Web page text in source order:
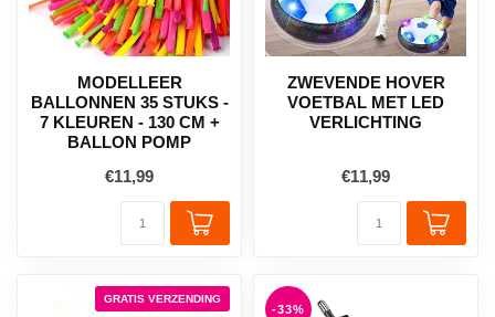
MODELLEER
BALLONNEN 35 STUKS -
7 KLEUREN - 130 CM +
BALLON POMP
€11,99
ZWEVENDE HOVER
VOETBAL MET LED
VERLICHTING
€11,99
GRATIS VERZENDING
-33%